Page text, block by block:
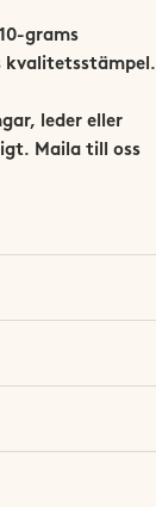
grams
kvalitetsstämpel.
leder eller
Maila till oss